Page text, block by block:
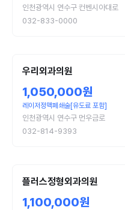
인천광역시 연수구 컨벤시아대로
032-833-0000
우리외과의원
1,050,000원
레이저정맥폐쇄술[유도료 포함]
인천광역시 연수구 먼우금로
032-814-9393
플러스정형외과의원
1,100,000원